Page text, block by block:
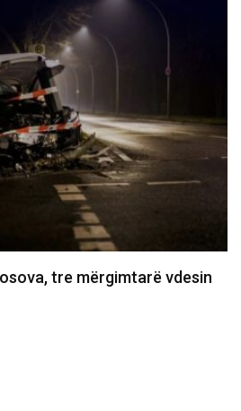
e Dukagjin Nikollajt